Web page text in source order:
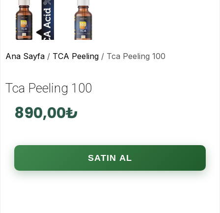
Ana Sayfa / TCA Peeling / Tca Peeling 100
Tca Peeling 100
890,00₺
SATIN AL